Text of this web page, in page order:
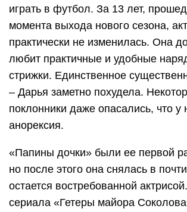
играть в футбол. За 13 лет,
момента выхода нового сезона,
практически не изменилась. Она
любит практичные и удобные
стрижки. Единственное
– Дарья заметно похудела.
поклонники даже опасались, что у
анорексия.
«Папины дочки» были ее первой
но после этого она снялась в
остается востребованной
сериала «Гетеры майора